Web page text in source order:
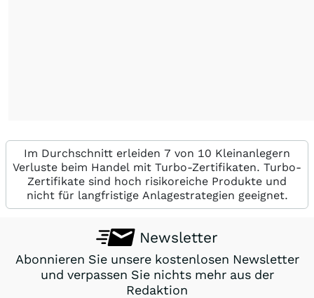
Im Durchschnitt erleiden 7 von 10 Kleinanlegern
Verluste beim Handel mit Turbo-Zertifikaten. Turbo-
Zertifikate sind hoch risikoreiche Produkte und
nicht für langfristige Anlagestrategien geeignet.
Newsletter
Abonnieren Sie unsere kostenlosen Newsletter
und verpassen Sie nichts mehr aus der
Redaktion